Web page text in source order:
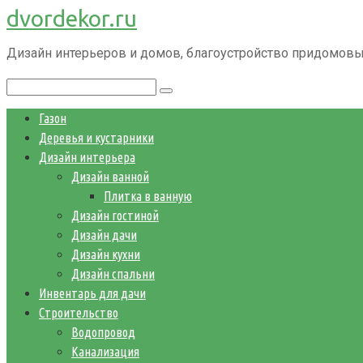
Перейти
к
контенту
dvordekor.ru
Дизайн интерьеров и домов, благоустройство
Газон
Деревья и кустарники
Дизайн интерьера
Дизайн ванной
Плитка в ванную
Дизайн гостиной
Дизайн дачи
Дизайн кухни
Дизайн спальни
Инвентарь для дачи
Строительство
Водопровод
Канализация